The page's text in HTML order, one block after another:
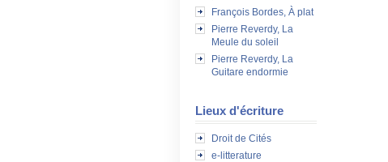
François Bordes, À plat
Pierre Reverdy, La
Meule du soleil
Pierre Reverdy, La
Guitare endormie
Lieux d'écriture
Droit de Cités
e-litterature